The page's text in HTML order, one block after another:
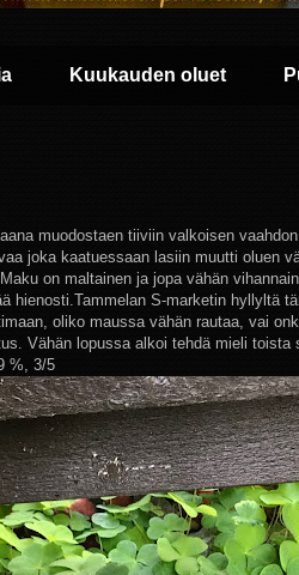
Kuukauden oluet
muodostaen tiiviin valkoisen
joka kaatuessaan lasiin muutti oluen
on maltainen ja jopa vähän
hienosti.Tammelan S-marketin hyllyltä
oliko maussa vähän rautaa, vai
Vähän lopussa alkoi tehdä mieli toista
%, 3/5